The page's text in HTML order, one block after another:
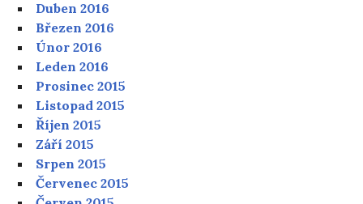
Duben 2016
Březen 2016
Únor 2016
Leden 2016
Prosinec 2015
Listopad 2015
Říjen 2015
Září 2015
Srpen 2015
Červenec 2015